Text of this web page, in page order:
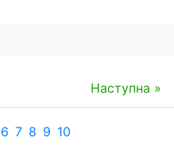
Наступна »
6 7 8 9 10